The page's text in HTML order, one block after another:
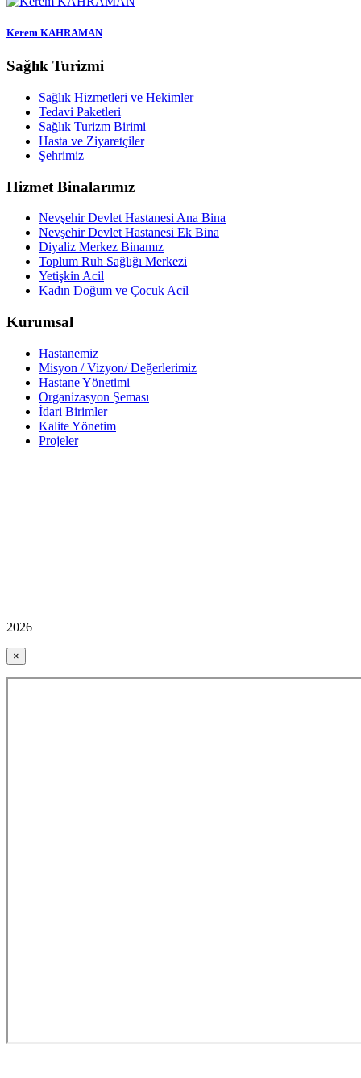
Kerem KAHRAMAN
Sağlık Turizmi
Sağlık Hizmetleri ve Hekimler
Tedavi Paketleri
Sağlık Turizm Birimi
Hasta ve Ziyaretçiler
Şehrimiz
Hizmet Binalarımız
Nevşehir Devlet Hastanesi Ana Bina
Nevşehir Devlet Hastanesi Ek Bina
Diyaliz Merkez Binamız
Toplum Ruh Sağlığı Merkezi
Yetişkin Acil
Kadın Doğum ve Çocuk Acil
Kurumsal
Hastanemiz
Misyon / Vizyon/ Değerlerimiz
Hastane Yönetimi
Organizasyon Şeması
İdari Birimler
Kalite Yönetim
Projeler
2026
×